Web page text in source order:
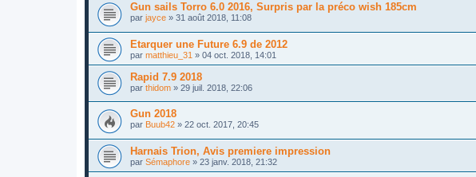
Gun sails Torro 6.0 2016, Surpris par la préco wish 185cm
par jayce » 31 août 2018, 11:08
Etarquer une Future 6.9 de 2012
par matthieu_31 » 04 oct. 2018, 14:01
Rapid 7.9 2018
par thidom » 29 juil. 2018, 22:06
Gun 2018
par Buub42 » 22 oct. 2017, 20:45
Harnais Trion, Avis premiere impression
par Sémaphore » 23 janv. 2018, 21:32